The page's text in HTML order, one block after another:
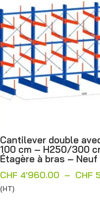
Cantilever double
100 cm – H250/300
Étagère à bras – Neuf
CHF 4'960.00 – CHF
(HT)